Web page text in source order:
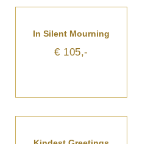
In Silent Mourning
€ 105,-